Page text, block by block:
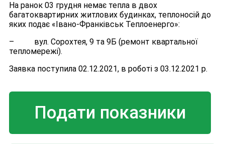
На ранок 03 грудня немає тепла в двох
багатоквартирних житлових будинках, теплоносій до
яких подає «Івано-Франківськ Теплоенерго»:
– вул. Сорохтея, 9 та 9Б (ремонт квартальної
тепломережі).
Заявка поступила 02.12.2021, в роботі з 03.12.2021 р.
Подати показники